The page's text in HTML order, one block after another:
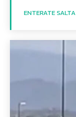
ENTERATE SALTA